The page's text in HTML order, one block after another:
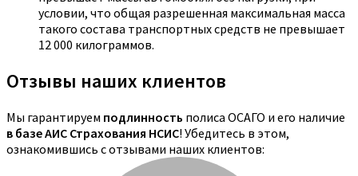
условии, что общая разрешенная максимальная масса
такого состава транспортных средств не превышает
12 000 килограммов.
Отзывы наших клиентов
Мы гарантируем подлинность полиса ОСАГО и его наличие
в базе АИС Страхования НСИС! Убедитесь в этом,
ознакомившись с отзывами наших клиентов: